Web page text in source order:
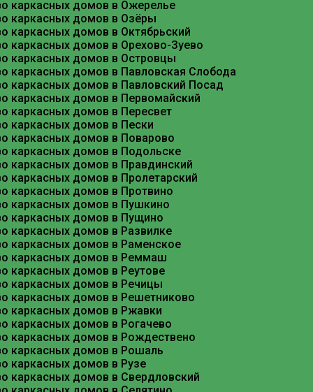
каркасных домов в Ожерелье
каркасных домов в Озёры
каркасных домов в Октябрьский
каркасных домов в Орехово-Зуево
каркасных домов в Островцы
каркасных домов в Павловская Слобода
каркасных домов в Павловский Посад
каркасных домов в Первомайский
каркасных домов в Пересвет
каркасных домов в Пески
каркасных домов в Поварово
каркасных домов в Подольске
каркасных домов в Правдинский
каркасных домов в Пролетарский
каркасных домов в Протвино
каркасных домов в Пушкино
каркасных домов в Пущино
каркасных домов в Развилке
каркасных домов в Раменское
каркасных домов в Реммаш
каркасных домов в Реутове
каркасных домов в Речицы
каркасных домов в Решетниково
каркасных домов в Ржавки
каркасных домов в Рогачево
каркасных домов в Рождествено
каркасных домов в Рошаль
каркасных домов в Рузе
каркасных домов в Свердловский
По опыту жителей Фрязино, строительство
историями, как бюджет строительства дома
комфортным .
Вот несколько советов от тех, кто уже
Не экономьте на пароизоляции.
В
предпочтительнее из-за
Контролируйте геометрию.
Ошибка даже
Планируйте коммуникации заранее.
предусмотреть увеличенный слой
Строительство каркасного дома во Фрязино —
ожидания. Современные технологии и
грамотно подойти к выбору проекта, не
Строительство каркасных
домов под ключ в Москве
и Московской области
Наши соц сети
С НАМИ ВАШ ДОМ СТАНЕТ РЕАЛЬНОСТЬЮ —